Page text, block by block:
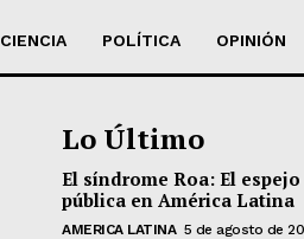
CIENCIA POLÍTICA OPINIÓN
Lo Último
El síndrome Roa: El
pública en América Latina
AMERICA LATINA 5 de agosto de